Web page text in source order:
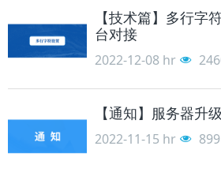
【技术篇】多行字
台对接
2022-12-08 hr
【通知】服务器升
2022-11-15 hr 899